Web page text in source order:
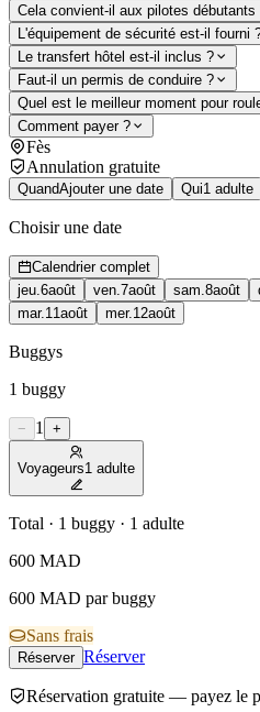
Cela convient-il aux pilotes débutants
L'équipement de sécurité est-il fourni
Le transfert hôtel est-il inclus ?
Faut-il un permis de conduire ?
Quel est le meilleur moment pour
Comment payer ?
Fès
Annulation gratuite
QuandAjouter une date Qui1 adulte
Choisir une date
Calendrier complet
jeu. 6août ven. 7août sam. 8août
mar. 11 août mer. 12août
Buggys
1 buggy
− 1 +
Voyageurs1 adulte
Total · 1 buggy · 1 adulte
600 MAD
600 MAD par buggy
Sans frais
Réserver Réserver
Réservation gratuite — payez le